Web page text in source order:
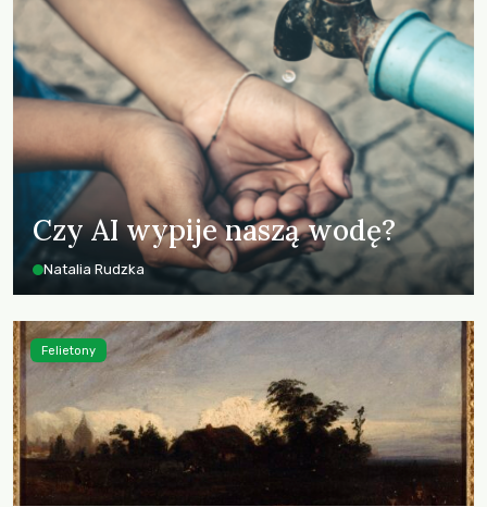
Czy AI wypije naszą wodę?
Natalia Rudzka
Felietony